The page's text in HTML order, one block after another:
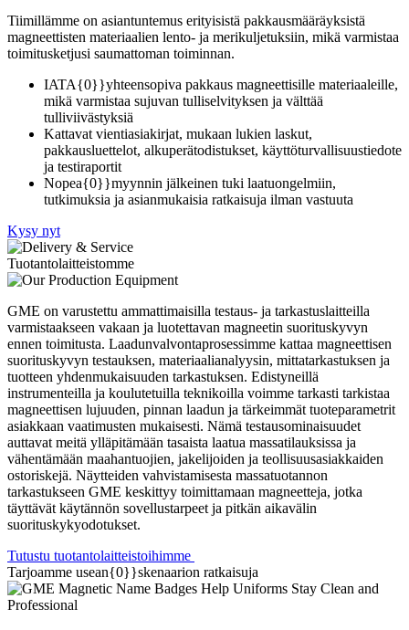
Tiimillämme on asiantuntemus erityisistä pakkausmääräyksistä
magneettisten materiaalien lento- ja merikuljetuksiin, mikä varmistaa
toimitusketjusi saumattoman toiminnan.
IATA{0}}yhteensopiva pakkaus magneettisille materiaaleille,
mikä varmistaa sujuvan tulliselvityksen ja välttää
tulliviivästyksiä
Kattavat vientiasiakirjat, mukaan lukien laskut,
pakkausluettelot, alkuperätodistukset, käyttöturvallisuustiedote
ja testiraportit
Nopea{0}}myynnin jälkeinen tuki laatuongelmiin,
tutkimuksia ja asianmukaisia ​​ratkaisuja ilman vastuuta
Kysy nyt
Tuotantolaitteistomme
GME on varustettu ammattimaisilla testaus- ja tarkastuslaitteilla
varmistaakseen vakaan ja luotettavan magneetin suorituskyvyn
ennen toimitusta. Laadunvalvontaprosessimme kattaa magneettisen
suorituskyvyn testauksen, materiaalianalyysin, mittatarkastuksen ja
tuotteen yhdenmukaisuuden tarkastuksen. Edistyneillä
instrumenteilla ja koulutetuilla teknikoilla voimme tarkasti tarkistaa
magneettisen lujuuden, pinnan laadun ja tärkeimmät tuoteparametrit
asiakkaan vaatimusten mukaisesti. Nämä testausominaisuudet
auttavat meitä ylläpitämään tasaista laatua massatilauksissa ja
vähentämään maahantuojien, jakelijoiden ja teollisuusasiakkaiden
ostoriskejä. Näytteiden vahvistamisesta massatuotannon
tarkastukseen GME keskittyy toimittamaan magneetteja, jotka
täyttävät käytännön sovellustarpeet ja pitkän aikavälin
suorituskykyodotukset.
Tutustu tuotantolaitteistoihimme
Tarjoamme usean{0}}skenaarion ratkaisuja